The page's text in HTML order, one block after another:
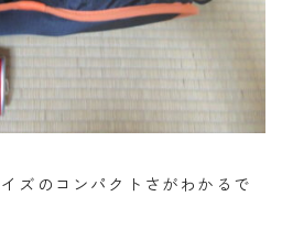
ズのコンパクトさがわかるで